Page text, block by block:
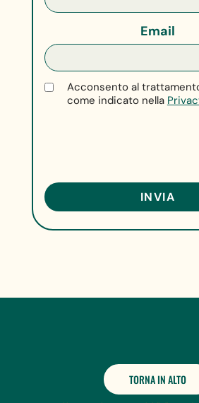
Email
Acconsento al
come indicato nella
TORNA IN ALTO